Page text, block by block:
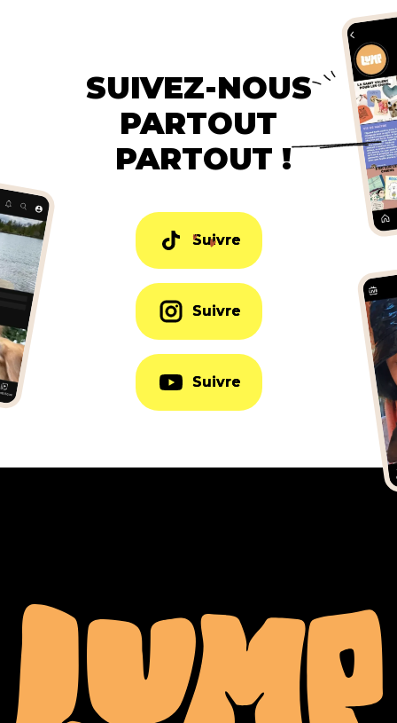
SUIVEZ-NOUS
PARTOUT
PARTOUT !
Suivre
Suivre
Suivre
Suivre
Suivre
Suivre